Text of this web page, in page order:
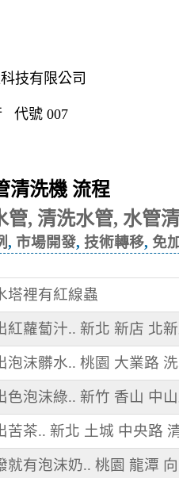
技有限公司
代號 007
清洗機 流程
, 市場開發, 技術轉移, 免
塔裡有紅線蟲
紅蘿蔔汁.. 新北 新店 北
泡沫髒水.. 桃園 大業路
色泡沫綠.. 新竹 香山 中
苦茶.. 新北 土城 中央路
就有泡沫奶.. 桃園 龍潭